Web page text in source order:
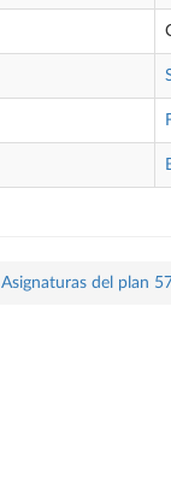
Asignaturas del plan